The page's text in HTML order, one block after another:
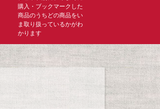
購入・ブックマークした
商品のうちどの商品をい
ま取り扱っているかがわ
かります